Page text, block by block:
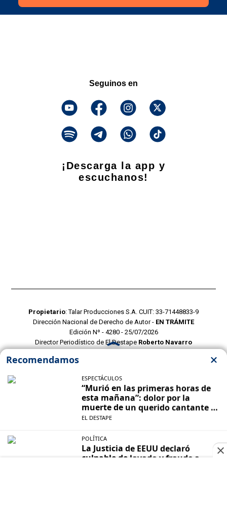
Seguinos en
¡Descarga la app y
escuchanos!
Propietario: Talar Producciones S.A. CUIT: 33-71448833-9
Dirección Nacional de Derecho de Autor - EN TRÁMITE
Edición Nº - 4280 - 25/07/2026
Director Periodístico de El Destape Roberto Navarro
POLITICAS DE PRIVACIDAD
CONTACTO COMERCIAL
CONTACTO EDITORIAL
Mustang Cloud- CMS para portales de noticias